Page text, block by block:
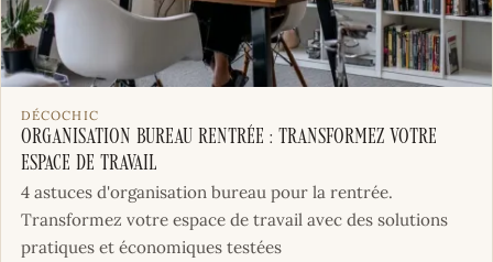
DÉCOCHIC
Organisation bureau rentrée : transformez votre
espace de travail
4 astuces d'organisation bureau pour la rentrée.
Transformez votre espace de travail avec des solutions
pratiques et économiques testées